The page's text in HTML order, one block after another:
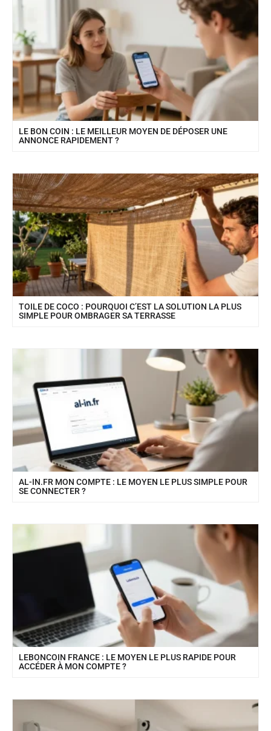
LE BON COIN : LE MEILLEUR MOYEN DE DÉPOSER UNE
ANNONCE RAPIDEMENT ?
TOILE DE COCO : POURQUOI C’EST LA SOLUTION LA PLUS
SIMPLE POUR OMBRAGER SA TERRASSE
AL-IN.FR MON COMPTE : LE MOYEN LE PLUS SIMPLE POUR
SE CONNECTER ?
LEBONCOIN FRANCE : LE MOYEN LE PLUS RAPIDE POUR
ACCÉDER À MON COMPTE ?